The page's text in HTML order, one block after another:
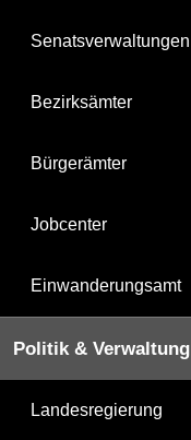
Senatsverwaltungen
Bezirksämter
Bürgerämter
Jobcenter
Einwanderungsamt
Politik & Verwaltung
Landesregierung